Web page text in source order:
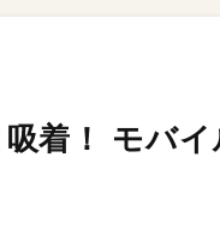
着！ モバ